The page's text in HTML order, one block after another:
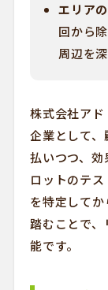
エリア
回から
周辺を
株式会社ア
企業として
払いつつ、
ロットのテ
を特定して
踏むことで
能です。